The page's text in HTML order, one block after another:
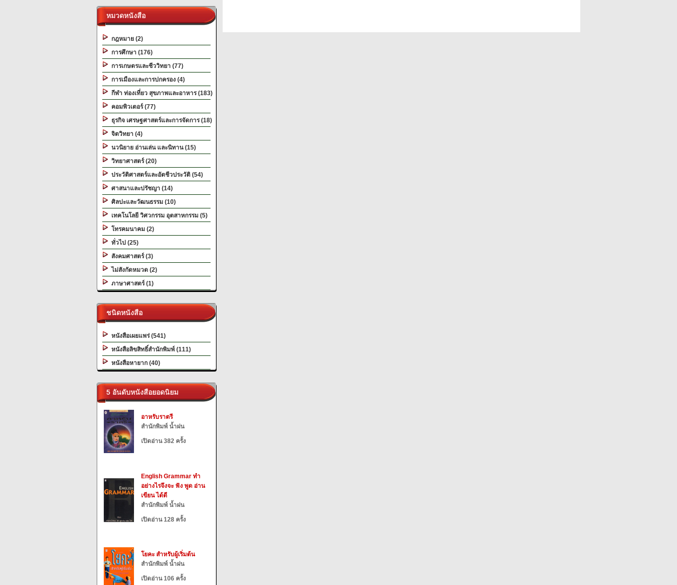
หมวดหนังสือ
กฎหมาย (2)
การศึกษา (176)
การเกษตรและชีววิทยา (77)
การเมืองและการปกครอง (4)
กีฬา ท่องเที่ยว สุขภาพและอาหาร (183)
คอมพิวเตอร์ (77)
ธุรกิจ เศรษฐศาสตร์และการจัดการ (18)
จิตวิทยา (4)
นวนิยาย อ่านเล่น และนิทาน (15)
วิทยาศาสตร์ (20)
ประวัติศาสตร์และอัตชีวประวัติ (54)
ศาสนาและปรัชญา (14)
ศิลปะและวัฒนธรรม (10)
เทคโนโลยี วิศวกรรม อุตสาหกรรม (5)
โทรคมนาคม (2)
ทั่วไป (25)
สังคมศาสตร์ (3)
ไม่สังกัดหมวด (2)
ภาษาศาสตร์ (1)
ชนิดหนังสือ
หนังสือเผยแพร่ (541)
หนังสือลิขสิทธิ์สำนักพิมพ์ (111)
หนังสือหายาก (40)
5 อันดับหนังสือยอดนิยม
อาหรับราตรี
สำนักพิมพ์ น้ำฝน
เปิดอ่าน 382 ครั้ง
English Grammar ทำ
อย่างไรจึงจะ ฟัง พูด อ่าน
เขียน ได้ดี
สำนักพิมพ์ น้ำฝน
เปิดอ่าน 128 ครั้ง
โยคะ สำหรับผู้เริ่มต้น
สำนักพิมพ์ น้ำฝน
เปิดอ่าน 106 ครั้ง